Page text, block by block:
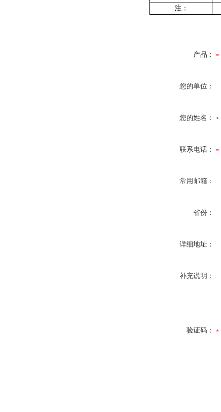
注：
产品：
您的单位：
您的姓名：
联系电话：
常用邮箱：
省份：
详细地址：
补充说明：
验证码：